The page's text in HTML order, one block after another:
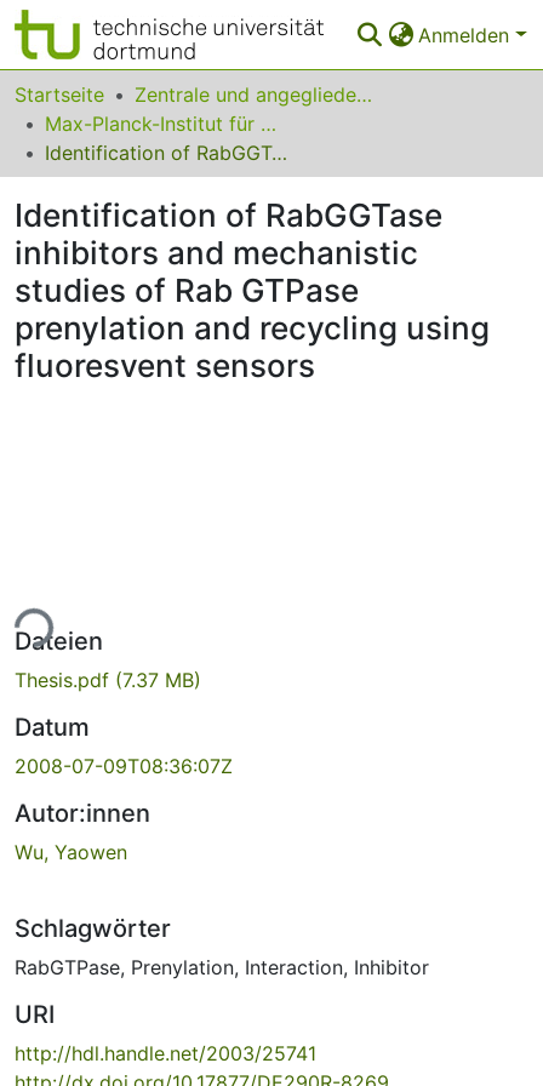
Anmelden
Bereiche & Sammlungen
Das gesamte Repositorium
FAQ
Leitlinien
Zurück zur Startseite
Startseite
Zentrale und angegliederte Institute
Max-Planck-Institut für molekulare Physiologie
Identification of RabGGTase inhibitors and mechanistic studies of Rab GTPase prenylation and recycling using fluoresvent sensors
Identification of RabGGTase
inhibitors and mechanistic
studies of Rab GTPase
prenylation and recycling using
fluoresvent sensors
Dateien
Thesis.pdf (7.37 MB)
Datum
2008-07-09T08:36:07Z
Autor:innen
Wu, Yaowen
Schlagwörter
RabGTPase, Prenylation, Interaction, Inhibitor
URI
http://hdl.handle.net/2003/25741